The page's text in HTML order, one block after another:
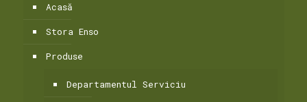
Acasă
Stora Enso
Produse
Departamentul Serviciu